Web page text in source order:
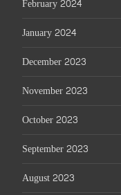
February 2024
January 2024
December 2023
November 2023
October 2023
September 2023
August 2023